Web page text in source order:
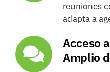
reuniones
adapta a
Acceso
Amplio